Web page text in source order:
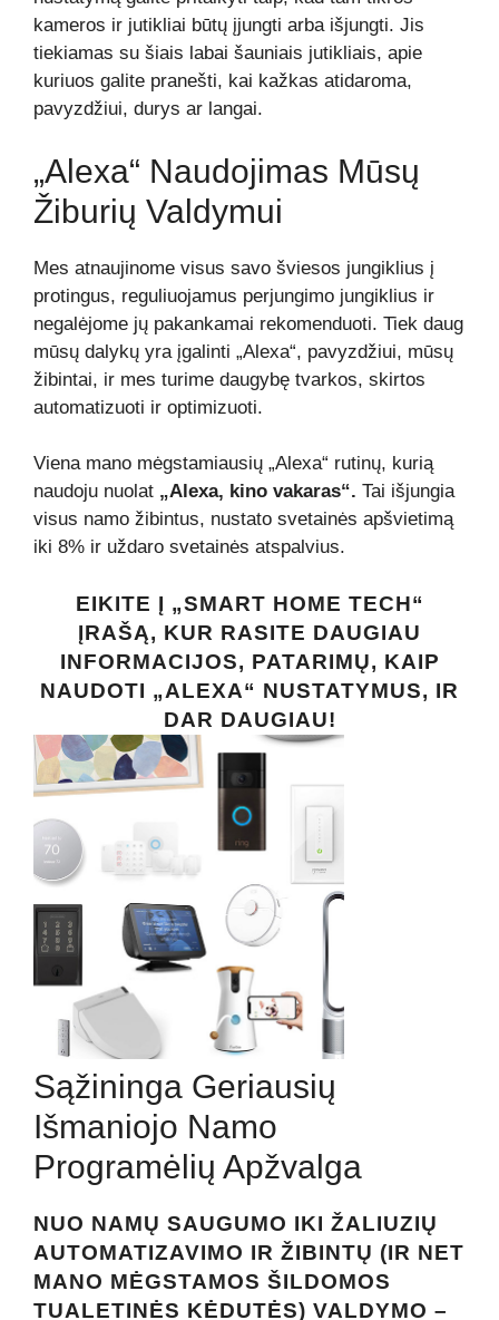
kameros ir jutikliai būtų įjungti arba išjungti. Jis
tiekiamas su šiais labai šauniais jutikliais, apie
kuriuos galite pranešti, kai kažkas atidaroma,
pavyzdžiui, durys ar langai.
„Alexa“ Naudojimas Mūsų
Žiburių Valdymui
Mes atnaujinome visus savo šviesos jungiklius į
protingus, reguliuojamus perjungimo jungiklius ir
negalėjome jų pakankamai rekomenduoti. Tiek daug
mūsų dalykų yra įgalinti „Alexa“, pavyzdžiui, mūsų
žibintai, ir mes turime daugybę tvarkos, skirtos
automatizuoti ir optimizuoti.
Viena mano mėgstamiausių „Alexa“ rutinų, kurią
naudoju nuolat „Alexa, kino vakaras“. Tai išjungia
visus namo žibintus, nustato svetainės apšvietimą
iki 8% ir uždaro svetainės atspalvius.
EIKITE Į „SMART HOME TECH“
ĮRAŠĄ, KUR RASITE DAUGIAU
INFORMACIJOS, PATARIMŲ, KAIP
NAUDOTI „ALEXA“ NUSTATYMUS, IR
DAR DAUGIAU!
Sąžininga Geriausių
Išmaniojo Namo
Programėlių Apžvalga
NUO NAMŲ SAUGUMO IKI ŽALIUZIŲ
AUTOMATIZAVIMO IR ŽIBINTŲ (IR NET
MANO MĖGSTAMOS ŠILDOMOS
TUALETINĖS KĖDUTĖS) VALDYMO –